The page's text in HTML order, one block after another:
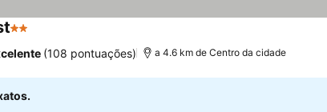
2 Estrelas
(108 pontuações) a 4.6 km de Centro da cidade